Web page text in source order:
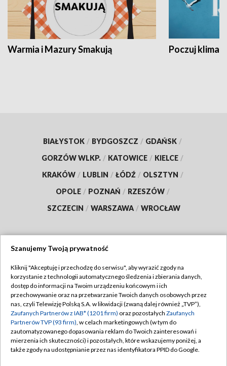
Warmia i Mazury Smakują Poczuj klimat
BIAŁYSTOK / BYDGOSZCZ / GDAŃSK /
GORZÓW WLKP. / KATOWICE / KIELCE /
KRAKÓW / LUBLIN / ŁÓDŹ / OLSZTYN /
OPOLE / POZNAŃ / RZESZÓW /
SZCZECIN / WARSZAWA / WROCŁAW
TVP
Abonament TVP
Emisja w TVP
Centrum informacji TVP
Naziemna Telewizja Cyfrowa
Regulamin TVP
Polityka prywatności
Moje zgody
Pomoc
Szanujemy Twoją prywatność
Kliknij "Akceptuję i przechodzę do serwisu", aby wyrazić zgody na
korzystanie z technologii automatycznego śledzenia i zbierania danych,
dostęp do informacji na Twoim urządzeniu końcowym i ich
przechowywanie oraz na przetwarzanie Twoich danych osobowych przez
nas, czyli Telewizję Polską S.A. w likwidacji (zwaną dalej również „TVP”),
Zaufanych Partnerów z IAB* (1201 firm) oraz pozostałych Zaufanych
Partnerów TVP (93 firm), w celach marketingowych (w tym do
zautomatyzowanego dopasowania reklam do Twoich zainteresowań i
mierzenia ich skuteczności) i pozostałych, które wskazujemy poniżej, a
także zgody na udostępnianie przez nas identyfikatora PPID do Google.